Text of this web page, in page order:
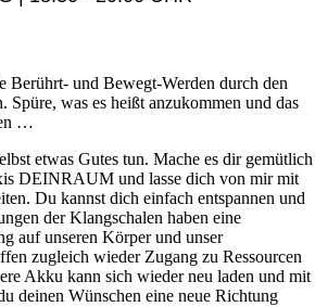
Berührt- und Bewegt-Werden durch den
Spüre, was es heißt anzukommen und das
…
etwas Gutes tun. Mache es dir gemütlich
DEINRAUM und lasse dich von mir mit
Du kannst dich einfach entspannen und
der Klangschalen haben eine
auf unseren Körper und unser
zugleich wieder Zugang zu Ressourcen
Akku kann sich wieder neu laden und mit
deinen Wünschen eine neue Richtung